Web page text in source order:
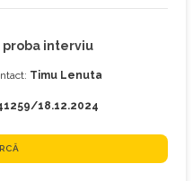
proba interviu
Timu Lenuta
18.12.2024